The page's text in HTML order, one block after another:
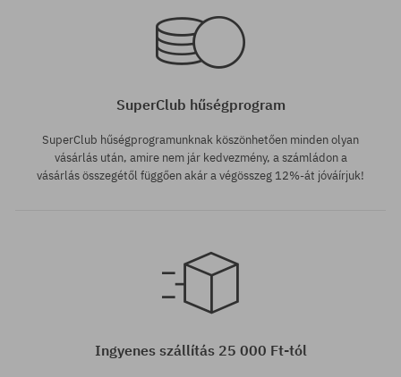
SuperClub hűségprogram
SuperClub hűségprogramunknak köszönhetően minden olyan
vásárlás után, amire nem jár kedvezmény, a számládon a
vásárlás összegétől függően akár a végösszeg 12%-át jóváírjuk!
Ingyenes szállítás 25 000 Ft-tól